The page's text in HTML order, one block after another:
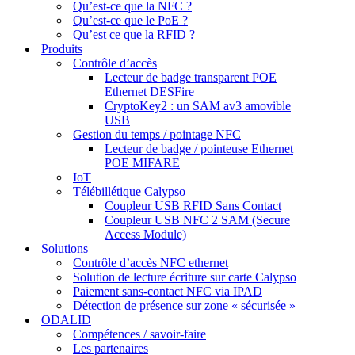
Qu’est-ce que la NFC ?
Qu’est-ce que le PoE ?
Qu’est ce que la RFID ?
Produits
Contrôle d’accès
Lecteur de badge transparent POE
Ethernet DESFire
CryptoKey2 : un SAM av3 amovible
USB
Gestion du temps / pointage NFC
Lecteur de badge / pointeuse Ethernet
POE MIFARE
IoT
Télébillétique Calypso
Coupleur USB RFID Sans Contact
Coupleur USB NFC 2 SAM (Secure
Access Module)
Solutions
Contrôle d’accès NFC ethernet
Solution de lecture écriture sur carte Calypso
Paiement sans-contact NFC via IPAD
Détection de présence sur zone « sécurisée »
ODALID
Compétences / savoir-faire
Les partenaires